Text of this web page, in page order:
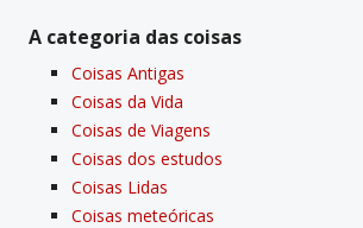
A categoria das coisas
Coisas Antigas
Coisas da Vida
Coisas de Viagens
Coisas dos estudos
Coisas Lidas
Coisas meteóricas